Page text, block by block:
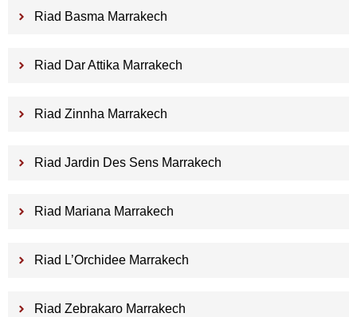
Riad Basma Marrakech
Riad Dar Attika Marrakech
Riad Zinnha Marrakech
Riad Jardin Des Sens Marrakech
Riad Mariana Marrakech
Riad L’Orchidee Marrakech
Riad Zebrakaro Marrakech